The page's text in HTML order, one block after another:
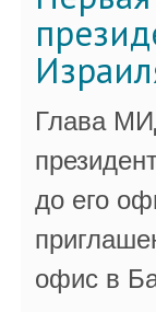
Глава
до его
офис в